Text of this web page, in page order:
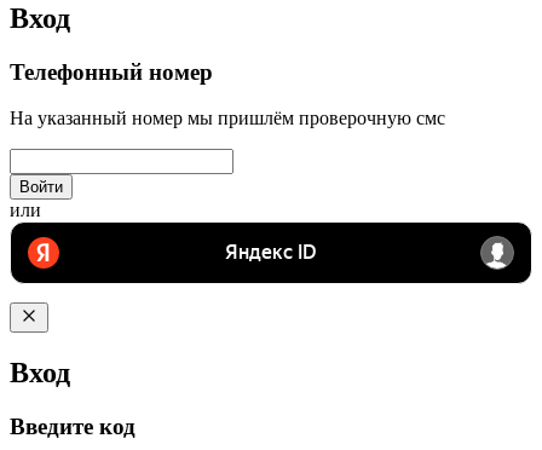
Вход
Телефонный номер
На указанный номер мы пришлём проверочную смс
Войти
или
Вход
Введите код